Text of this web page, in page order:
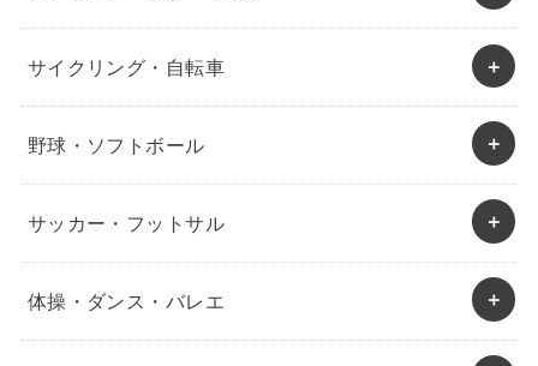
サイクリング・自転車
野球・ソフトボール
サッカー・フットサル
体操・ダンス・バレエ